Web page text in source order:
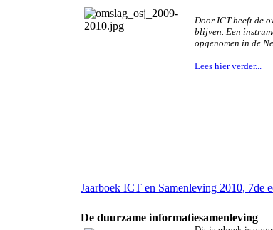
Door ICT heeft de
blijven. Een
opgenomen in de
Lees hier verder...
Jaarboek ICT en Samenleving 2010, 7de
De duurzame informatiesamenleving